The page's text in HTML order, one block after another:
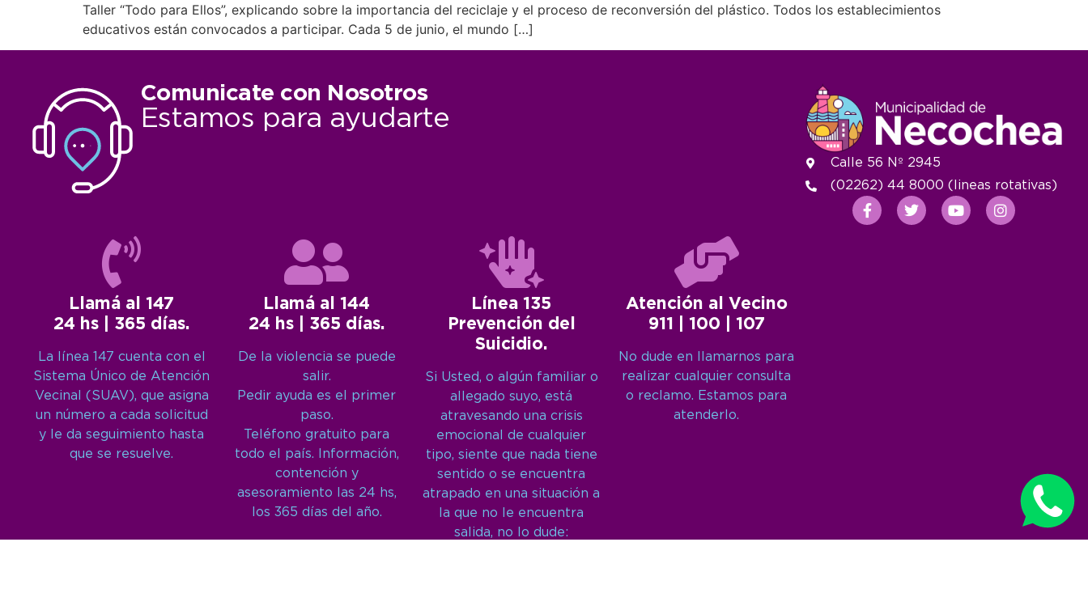
Taller “Todo para Ellos”, explicando sobre la importancia del reciclaje y el proceso de reconversión del plástico. Todos los establecimientos
educativos están convocados a participar. Cada 5 de junio, el mundo […]
Comunicate con Nosotros
Estamos para ayudarte
Llamá al 147
24 hs | 365 días.
La línea 147 cuenta con el
Sistema Único de Atención
Vecinal (SUAV), que asigna
un número a cada solicitud
y le da seguimiento hasta
que se resuelve.
Llamá al 144
24 hs | 365 días.
De la violencia se puede
salir.
Pedir ayuda es el primer
paso.
Teléfono gratuito para
todo el país. Información,
contención y
asesoramiento las 24 hs,
los 365 días del año.
Línea 135
Prevención del
Suicidio.
Si Usted, o algún familiar o
allegado suyo, está
atravesando una crisis
emocional de cualquier
tipo, siente que nada tiene
sentido o se encuentra
atrapado en una situación a
la que no le encuentra
salida, no lo dude:
Atención al Vecino
911 | 100 | 107
No dude en llamarnos para
realizar cualquier consulta
o reclamo. Estamos para
atenderlo.
Calle 56 Nº 2945
(02262) 44 8000 (lineas rotativas)